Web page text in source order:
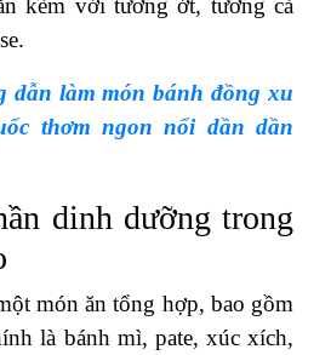
kèm với tương ớt, tương cà
dẫn làm món bánh đồng xu
thơm ngon nổi dần dần
dinh dưỡng trong
món ăn tổng hợp, bao gồm
là bánh mì, pate, xúc xích,